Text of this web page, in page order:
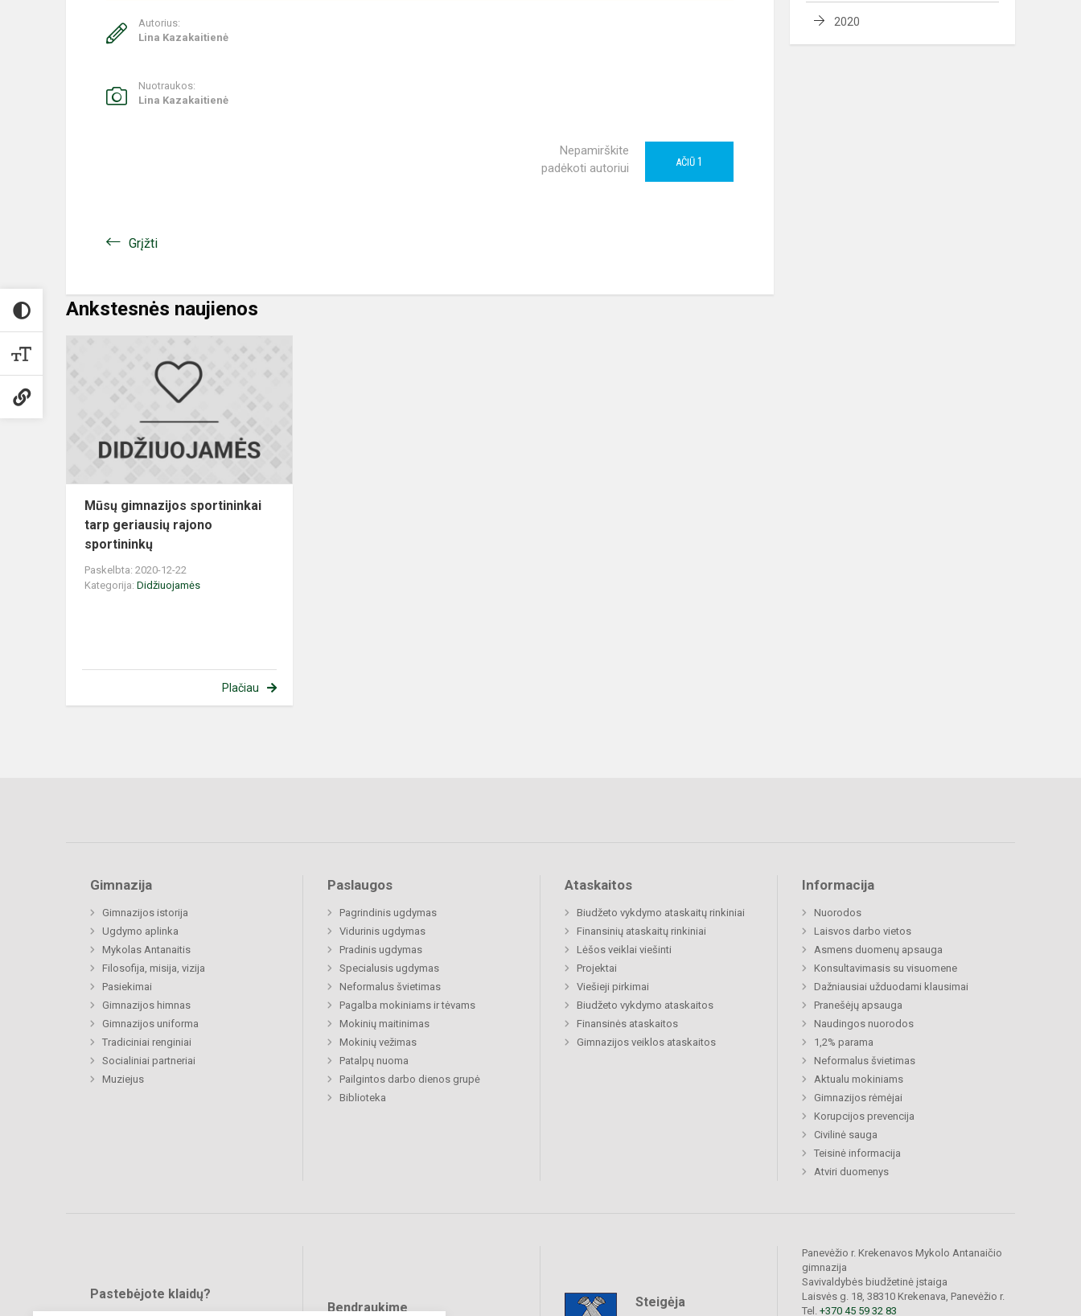
Autorius:
Lina Kazakaitienė
Nuotraukos:
Lina Kazakaitienė
Nepamirškite
padėkoti autoriui
AČIŪ 1
Grįžti
Ankstesnės naujienos
Mūsų gimnazijos sportininkai
tarp geriausių rajono
sportininkų
Paskelbta: 2020-12-22
Kategorija: Didžiuojamės
Plačiau
2020
Gimnazija
Gimnazijos istorija
Ugdymo aplinka
Mykolas Antanaitis
Filosofija, misija, vizija
Pasiekimai
Gimnazijos himnas
Gimnazijos uniforma
Tradiciniai renginiai
Socialiniai partneriai
Muziejus
Paslaugos
Pagrindinis ugdymas
Vidurinis ugdymas
Pradinis ugdymas
Specialusis ugdymas
Neformalus švietimas
Pagalba mokiniams ir tėvams
Mokinių maitinimas
Mokinių vežimas
Patalpų nuoma
Pailgintos darbo dienos grupė
Biblioteka
Ataskaitos
Biudžeto vykdymo ataskaitų rinkiniai
Finansinių ataskaitų rinkiniai
Lėšos veiklai viešinti
Projektai
Viešieji pirkimai
Biudžeto vykdymo ataskaitos
Finansinės ataskaitos
Gimnazijos veiklos ataskaitos
Informacija
Nuorodos
Laisvos darbo vietos
Asmens duomenų apsauga
Konsultavimasis su visuomene
Dažniausiai užduodami klausimai
Pranešėjų apsauga
Naudingos nuorodos
1,2% parama
Neformalus švietimas
Aktualu mokiniams
Gimnazijos rėmėjai
Korupcijos prevencija
Civilinė sauga
Teisinė informacija
Atviri duomenys
Pastebėjote klaidų?
Bendraukime Steigėja
Panevėžio r. Krekenavos Mykolo Antanaičio
gimnazija
Savivaldybės biudžetinė įstaiga
Laisvės g. 18, 38310 Krekenava, Panevėžio r.
Tel. +370 45 59 32 83